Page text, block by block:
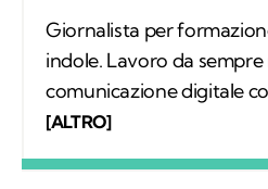
Giornalista per
indole. Lavoro da sempre
comunicazione digitale
mondo della carta
[ALTRO]